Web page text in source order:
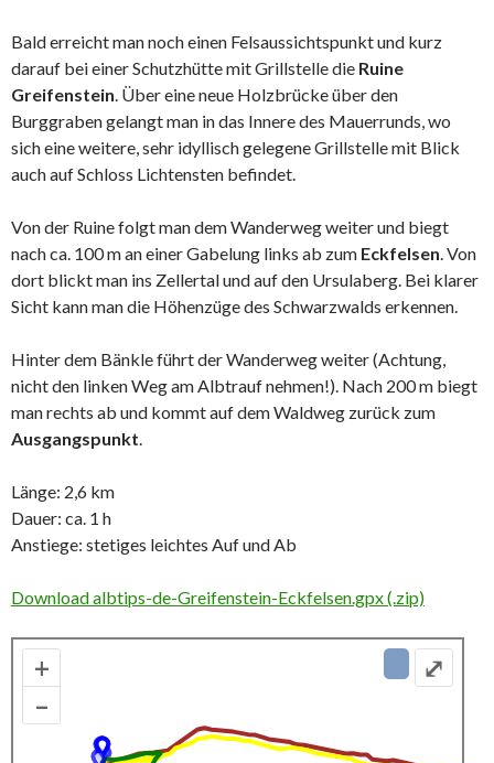
Bald erreicht man noch einen Felsaussichtspunkt und kurz
darauf bei einer Schutzhütte mit Grillstelle die Ruine
Greifenstein. Über eine neue Holzbrücke über den
Burggraben gelangt man in das Innere des Mauerrunds, wo
sich eine weitere, sehr idyllisch gelegene Grillstelle mit Blick
auch auf Schloss Lichtensten befindet.
Von der Ruine folgt man dem Wanderweg weiter und biegt
nach ca. 100 m an einer Gabelung links ab zum Eckfelsen. Von
dort blickt man ins Zellertal und auf den Ursulaberg. Bei klarer
Sicht kann man die Höhenzüge des Schwarzwalds erkennen.
Hinter dem Bänkle führt der Wanderweg weiter (Achtung,
nicht den linken Weg am Albtrauf nehmen!). Nach 200 m biegt
man rechts ab und kommt auf dem Waldweg zurück zum
Ausgangspunkt.
Länge: 2,6 km
Dauer: ca. 1 h
Anstiege: stetiges leichtes Auf und Ab
Download albtips-de-Greifenstein-Eckfelsen.gpx (.zip)
+
–
⤢